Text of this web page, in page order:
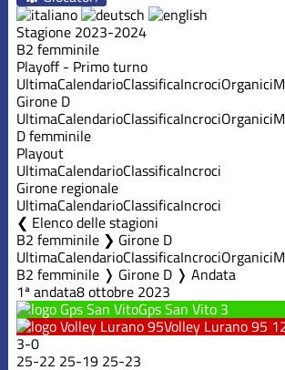
Stagione 2023-2024
B2 femminile
Playoff - Primo turno
UltimaCalendarioClassificaIncrociOrganici
Girone D
UltimaCalendarioClassificaIncrociOrganici
D femminile
Playout
UltimaCalendarioClassificaIncroci
Girone regionale
UltimaCalendarioClassificaIncroci
Elenco delle stagioni
B2 femminile ❯ Girone D
UltimaCalendarioClassificaIncrociOrganici
B2 femminile ❭ Girone D ❭ Andata
1ª andata8 ottobre 2023
Gps San Vito 3
Volley Lurano 95
3-0
25-22 25-19 25-23